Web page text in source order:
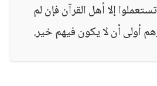
إلا أهل القرآن فإن لم
أولى أن لا يكون فيهم خير.